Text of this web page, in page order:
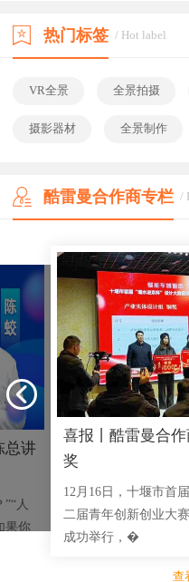
热门标签 / Hot label
VR全景 全景拍摄
摄影器材 全景制作
酷雷曼合作商专栏 /
总讲
人
果你
喜报丨酷雷曼合
奖
12月16日，十堰市首
二届青年创新创业大
成功举行，�
查